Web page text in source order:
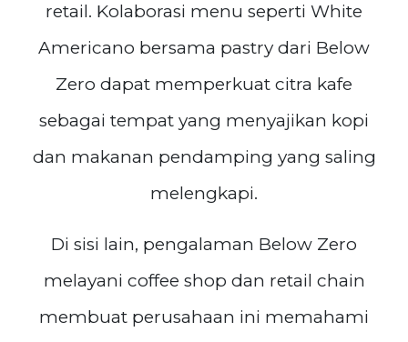
retail. Kolaborasi menu seperti White
Americano bersama pastry dari Below
Zero dapat memperkuat citra kafe
sebagai tempat yang menyajikan kopi
dan makanan pendamping yang saling
melengkapi.
Di sisi lain, pengalaman Below Zero
melayani coffee shop dan retail chain
membuat perusahaan ini memahami